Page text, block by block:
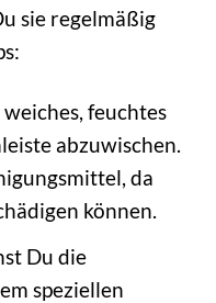
sie regelmäßig
feuchtes
abzuwischen.
da
können.
Du die
speziellen